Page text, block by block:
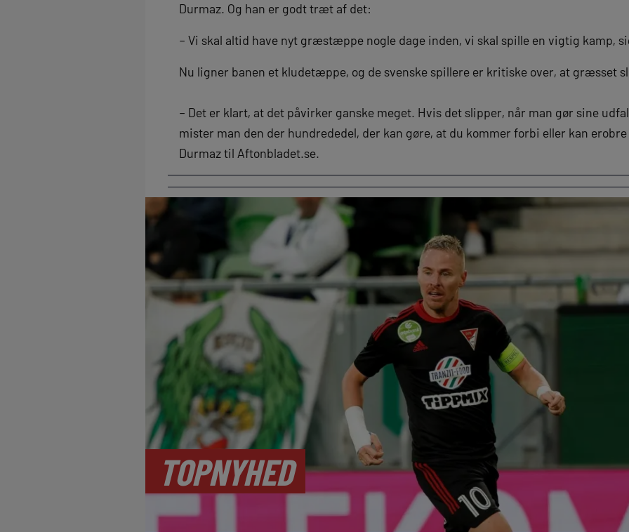
Durmaz. Og han er godt træt af det:
– Vi skal altid have nyt græstæppe nogle dage inden, vi skal spille en vigtig kamp,
Nu ligner banen et kludetæppe, og de svenske spillere er kritiske over, at græsset
– Det er klart, at det påvirker ganske meget. Hvis det slipper, når man gør sine
mister man den der hundrededel, der kan gøre, at du kommer forbi eller kan
Durmaz til Aftonbladet.se.
TOPNYHED